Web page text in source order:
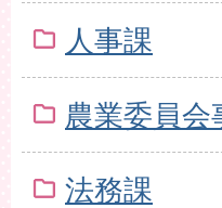
人事課
農業委員会
法務課